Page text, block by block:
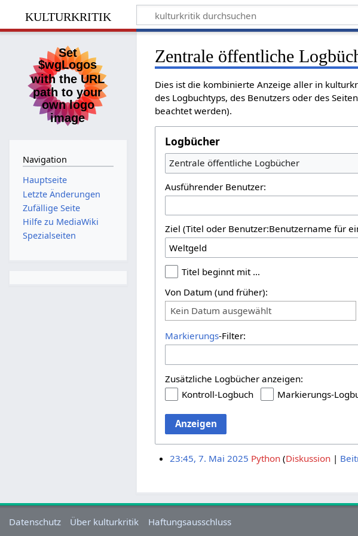
kulturkritik
Zentrale öffentliche
Dies ist die kombinierte Anzeige aller in
des Logbuchtyps, des Benutzers oder des
beachtet werden).
Logbücher
Zentrale öffentliche Logbücher
Ausführender Benutzer:
Ziel (Titel oder Benutzer:Benutzername für
Titel beginnt mit …
Von Datum (und früher):
Kein Datum ausgewählt
Markierungs-Filter:
Zusätzliche Logbücher anzeigen:
Kontroll-Logbuch
Markierungs-
Anzeigen
23:45, 7. Mai 2025 Python Diskussion
Navigation
Hauptseite
Letzte Änderungen
Zufällige Seite
Hilfe zu MediaWiki
Spezialseiten
Datenschutz Über kulturkritik Haftungsausschluss